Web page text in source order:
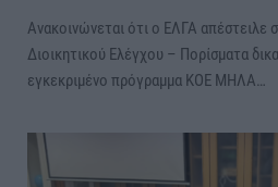
Ανακοινώνεται ότι ο ΕΛΓΑ απέστειλε
Διοικητικού Ελέγχου – Πορίσματα
εγκεκριμένο πρόγραμμα ΚΟΕ ΜΗΛΑ…